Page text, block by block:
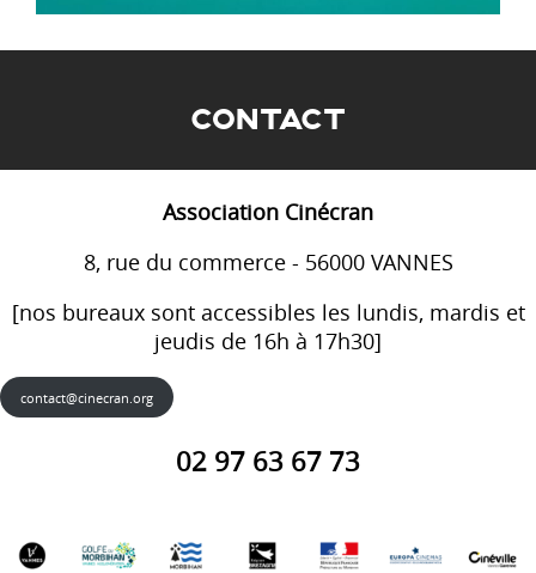
CONTACT
Association Cinécran
8, rue du commerce - 56000 VANNES
[nos bureaux sont accessibles les lundis, mardis et
jeudis de 16h à 17h30]
contact@cinecran.org
02 97 63 67 73